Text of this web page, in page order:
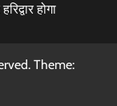
होगा
Theme: